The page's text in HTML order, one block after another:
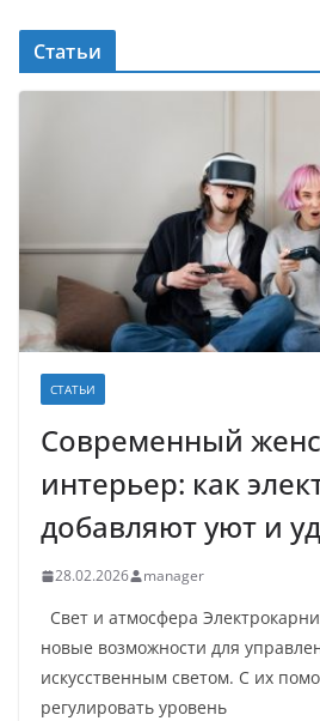
Статьи
СТАТЬИ
Современный
интерьер: как
добавляют уют и
28.02.2026 manager
Свет и атмосфера
новые возможности для
искусственным светом. С их
регулировать уровень